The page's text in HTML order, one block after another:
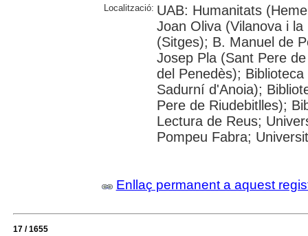
Localització: UAB: Humanitats
Joan Oliva (Vilanova i
(Sitges); B. Manuel de
Josep Pla (Sant Pere
del Penedès);
Sadurní d'Anoia);
Pere de Riudebitlles);
Lectura de Reus;
Pompeu Fabra;
Enllaç permanent a aquest
17 / 1655